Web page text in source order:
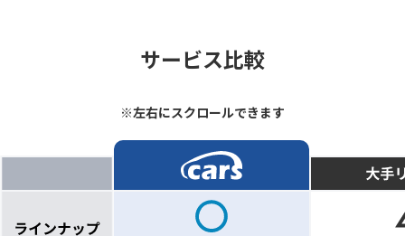
サービス比較
※左右にスクロールできます